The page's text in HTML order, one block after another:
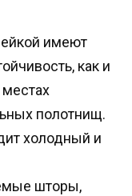
имеют
как и
полотнищ.
холодный и
шторы,